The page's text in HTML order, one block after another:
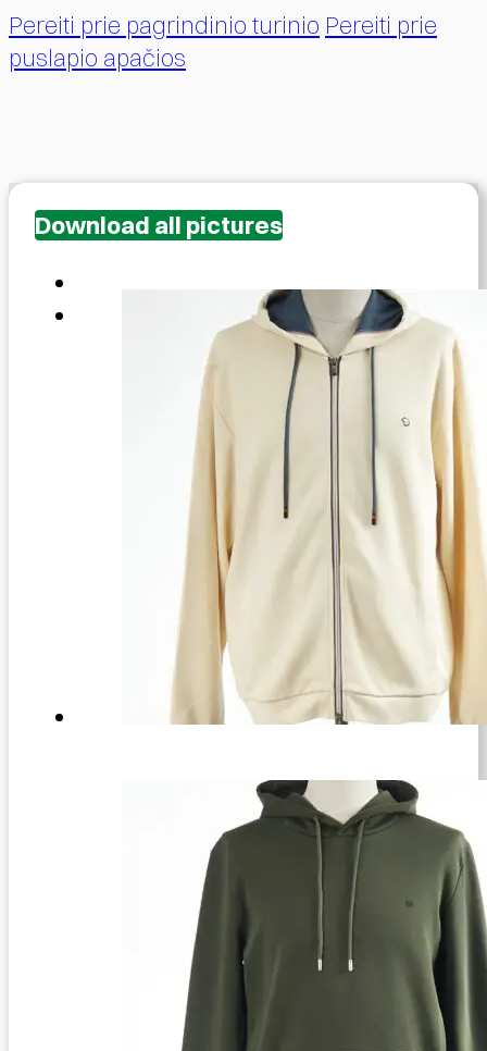
Pereiti prie pagrindinio turinio Pereiti prie
puslapio apačios
Download all pictures